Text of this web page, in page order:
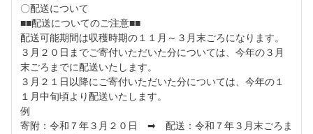
〇配送について
■■配送についてのご注意■■
配送可能期間は収穫時期の１１月～３月末ごろになります。
３月２０日までご寄付いただいた分については、今年の３月
末ごろまでに配送いたします。
３月２１日以降にご寄付いただいた分については、今年の１
１月中旬頃より配送いたします。
例
寄附：令和７年３月２０日 ➡ 配送：令和７年３月末ごろま